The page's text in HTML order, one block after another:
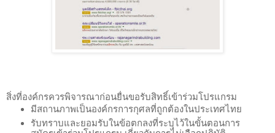
สิ่งที่องค์กรควรพิจารณาก่อนยื่นขอรับสิทธิ์เข้าร่วมโปรแกรม
มีสถานภาพเป็นองค์กรการกุศลที่ถูกต้องในประเทศไทย
รับทราบและยอมรับในข้อตกลงที่ระบุไว้ในขั้นตอนการ